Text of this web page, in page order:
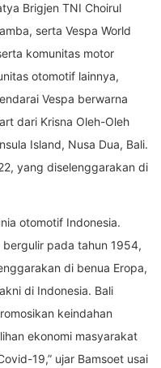
Brigjen TNI Choirul
serta Vespa World
komunitas motor
otomotif lainnya,
Vespa berwarna
dari Krisna Oleh-Oleh
Island, Nusa Dua, Bali.
yang diselenggarakan di
otomotif Indonesia.
pada tahun 1954,
di benua Eropa,
di Indonesia. Bali
keindahan
ekonomi masyarakat
19,” ujar Bamsoet usai